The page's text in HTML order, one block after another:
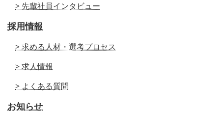
> 先輩社員インタビュー
採用情報
> 求める人材・選考プロセス
> 求人情報
> よくある質問
お知らせ